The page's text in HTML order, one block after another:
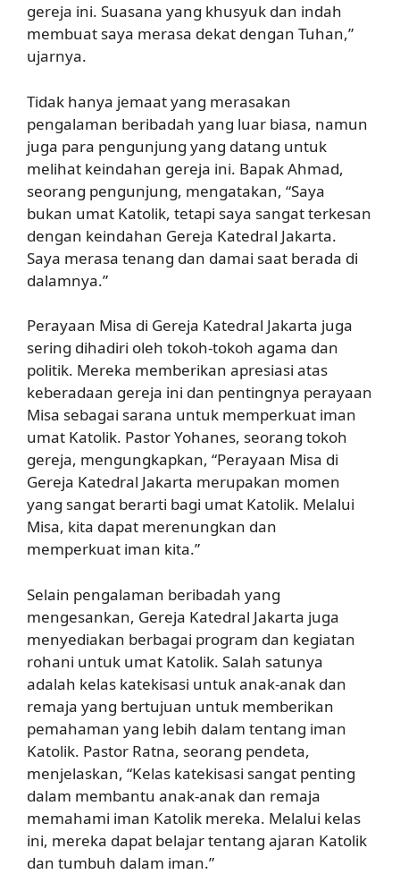
gereja ini. Suasana yang khusyuk dan indah
membuat saya merasa dekat dengan Tuhan,”
ujarnya.
Tidak hanya jemaat yang merasakan
pengalaman beribadah yang luar biasa, namun
juga para pengunjung yang datang untuk
melihat keindahan gereja ini. Bapak Ahmad,
seorang pengunjung, mengatakan, “Saya
bukan umat Katolik, tetapi saya sangat terkesan
dengan keindahan Gereja Katedral Jakarta.
Saya merasa tenang dan damai saat berada di
dalamnya.”
Perayaan Misa di Gereja Katedral Jakarta juga
sering dihadiri oleh tokoh-tokoh agama dan
politik. Mereka memberikan apresiasi atas
keberadaan gereja ini dan pentingnya perayaan
Misa sebagai sarana untuk memperkuat iman
umat Katolik. Pastor Yohanes, seorang tokoh
gereja, mengungkapkan, “Perayaan Misa di
Gereja Katedral Jakarta merupakan momen
yang sangat berarti bagi umat Katolik. Melalui
Misa, kita dapat merenungkan dan
memperkuat iman kita.”
Selain pengalaman beribadah yang
mengesankan, Gereja Katedral Jakarta juga
menyediakan berbagai program dan kegiatan
rohani untuk umat Katolik. Salah satunya
adalah kelas katekisasi untuk anak-anak dan
remaja yang bertujuan untuk memberikan
pemahaman yang lebih dalam tentang iman
Katolik. Pastor Ratna, seorang pendeta,
menjelaskan, “Kelas katekisasi sangat penting
dalam membantu anak-anak dan remaja
memahami iman Katolik mereka. Melalui kelas
ini, mereka dapat belajar tentang ajaran Katolik
dan tumbuh dalam iman.”